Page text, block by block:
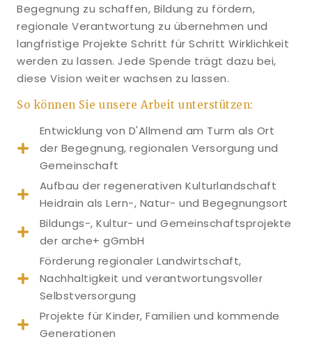
Begegnung zu schaffen, Bildung zu fördern,
regionale Verantwortung zu übernehmen und
langfristige Projekte Schritt für Schritt Wirklichkeit
werden zu lassen. Jede Spende trägt dazu bei,
diese Vision weiter wachsen zu lassen.
So können Sie unsere Arbeit unterstützen:
Entwicklung von D'Allmend am Turm als Ort
der Begegnung, regionalen Versorgung und
Gemeinschaft
Aufbau der regenerativen Kulturlandschaft
Heidrain als Lern-, Natur- und Begegnungsort
Bildungs-, Kultur- und Gemeinschaftsprojekte
der arche+ gGmbH
Förderung regionaler Landwirtschaft,
Nachhaltigkeit und verantwortungsvoller
Selbstversorgung
Projekte für Kinder, Familien und kommende
Generationen